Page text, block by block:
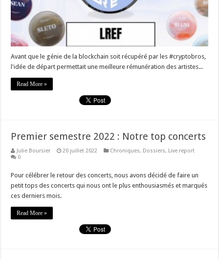
Avant que le génie de la blockchain soit récupéré par les #cryptobros,
l'idée de départ permettait une meilleure rémunération des artistes...
Read More »
Premier semestre 2022 : Notre top concerts
Julie Boursier 20 juillet 2022 Chroniques, Dossiers, Live report
0
Pour célébrer le retour des concerts, nous avons décidé de faire un
petit tops des concerts qui nous ont le plus enthousiasmés et marqués
ces derniers mois.
Read More »